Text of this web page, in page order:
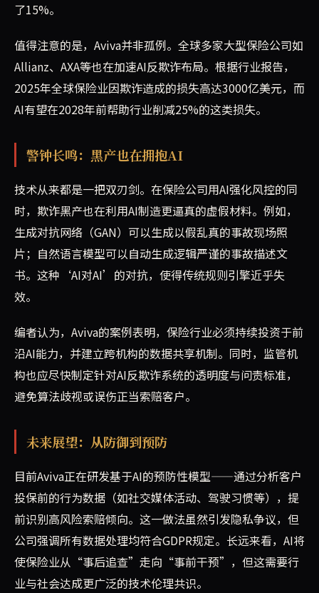
了15%。
值得注意的是，Aviva并非孤例。全球多家大型保险公司如
Allianz、AXA等也在加速AI反欺诈布局。根据行业报告，
2025年全球保险业因欺诈造成的损失高达3000亿美元，而
AI有望在2028年前帮助行业削减25%的这类损失。
警钟长鸣：黑产也在拥抱AI
技术从来都是一把双刃剑。在保险公司用AI强化风控的同
时，欺诈黑产也在利用AI制造更逼真的虚假材料。例如，
生成对抗网络（GAN）可以生成以假乱真的事故现场照
片；自然语言模型可以自动生成逻辑严谨的事故描述文
书。这种‘AI对AI’的对抗，使得传统规则引擎近乎失
效。
编者认为，Aviva的案例表明，保险行业必须持续投资于前
沿AI能力，并建立跨机构的数据共享机制。同时，监管机
构也应尽快制定针对AI反欺诈系统的透明度与问责标准，
避免算法歧视或误伤正当索赔客户。
未来展望：从防御到预防
目前Aviva正在研发基于AI的预防性模型——通过分析客户
投保前的行为数据（如社交媒体活动、驾驶习惯等），提
前识别高风险索赔倾向。这一做法虽然引发隐私争议，但
公司强调所有数据处理均符合GDPR规定。长远来看，AI将
使保险业从“事后追查”走向“事前干预”，但这需要行
业与社会达成更广泛的技术伦理共识。